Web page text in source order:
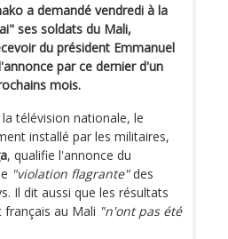
a demandé vendredi à la
ses soldats du Mali,
du président Emmanuel
par ce dernier d'un
mois.
télévision nationale, le
installé par les militaires,
, qualifie l'annonce du
"violation flagrante"des
Il dit aussi que les résultats
au Mali "n'ont pas été